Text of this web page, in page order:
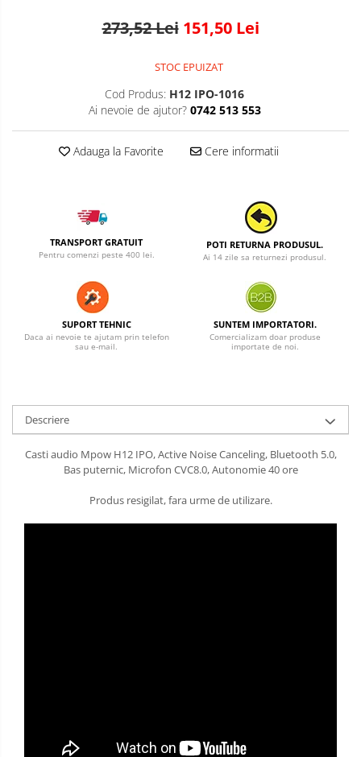
273,52 Lei 151,50 Lei
STOC EPUIZAT
Cod Produs: H12 IPO-1016
Ai nevoie de ajutor? 0742 513 553
Adauga la Favorite Cere informatii
TRANSPORT GRATUIT
Pentru comenzi peste 400 lei.
POTI RETURNA PRODUSUL.
Ai 14 zile sa returnezi produsul.
SUPORT TEHNIC
Daca ai nevoie te ajutam prin telefon
sau e-mail.
SUNTEM IMPORTATORI.
Comercializam doar produse
importate de noi.
Descriere
Casti audio Mpow H12 IPO, Active Noise Canceling, Bluetooth 5.0,
Bas puternic, Microfon CVC8.0, Autonomie 40 ore
Produs resigilat, fara urme de utilizare.